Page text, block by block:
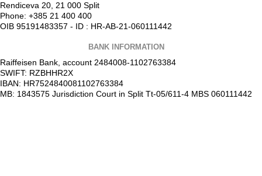
Rendiceva 20, 21 000 Split
Phone: +385 21 400 400
OIB 95191483357 - ID : HR-AB-21-060111442
BANK INFORMATION
Raiffeisen Bank, account 2484008-1102763384
SWIFT: RZBHHR2X
IBAN: HR7524840081102763384
MB: 1843575 Jurisdiction Court in Split Tt-05/611-4 MBS 060111442